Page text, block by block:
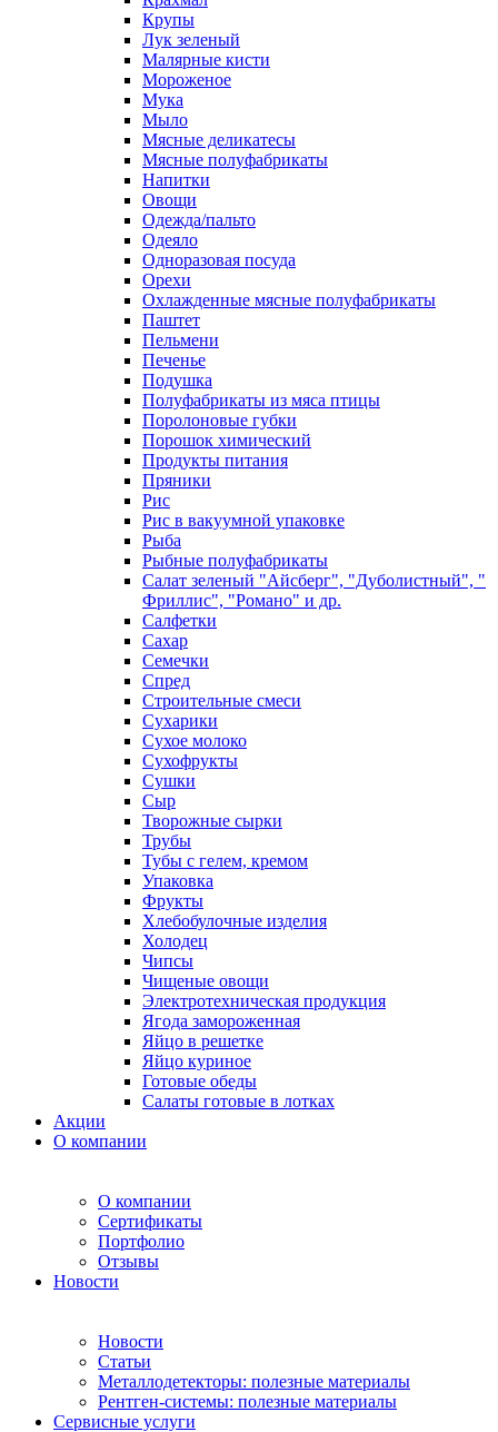
Крупы
Лук зеленый
Малярные кисти
Мороженое
Мука
Мыло
Мясные деликатесы
Мясные полуфабрикаты
Напитки
Овощи
Одежда/пальто
Одеяло
Одноразовая посуда
Орехи
Охлажденные мясные полуфабрикаты
Паштет
Пельмени
Печенье
Подушка
Полуфабрикаты из мяса птицы
Поролоновые губки
Порошок химический
Продукты питания
Пряники
Рис
Рис в вакуумной упаковке
Рыба
Рыбные полуфабрикаты
Салат зеленый "Айсберг", "Дуболистный", "
Фриллис", "Романо" и др.
Салфетки
Сахар
Семечки
Спред
Строительные смеси
Сухарики
Сухое молоко
Сухофрукты
Сушки
Сыр
Творожные сырки
Трубы
Тубы с гелем, кремом
Упаковка
Фрукты
Хлебобулочные изделия
Холодец
Чипсы
Чищеные овощи
Электротехническая продукция
Ягода замороженная
Яйцо в решетке
Яйцо куриное
Готовые обеды
Салаты готовые в лотках
Акции
О компании
О компании
Сертификаты
Портфолио
Отзывы
Новости
Новости
Статьи
Металлодетекторы: полезные материалы
Рентген-системы: полезные материалы
Сервисные услуги